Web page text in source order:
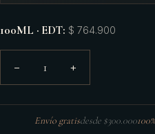
100ML · EDT: $ 764.900
− 1 +
Envío gratisdesde $300.000